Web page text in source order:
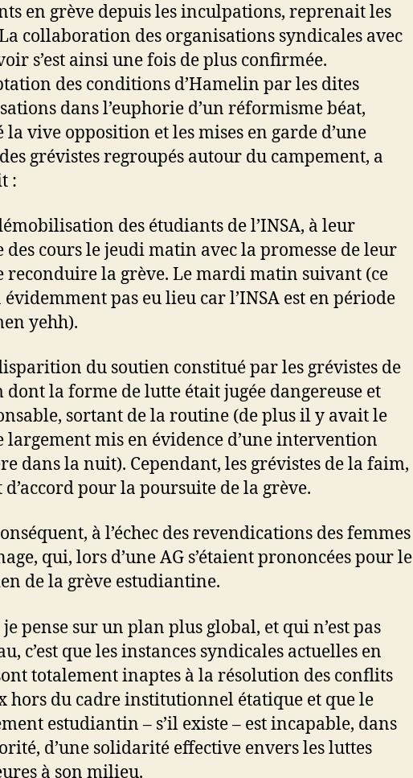
en grève depuis les inculpations, reprenait les
collaboration des organisations syndicales avec
s’est ainsi une fois de plus confirmée.
des conditions d’Hamelin par les dites
dans l’euphorie d’un réformisme béat,
la vive opposition et les mises en garde d’une
grévistes regroupés autour du campement, a
:
des étudiants de l’INSA, à leur
des cours le jeudi matin avec la promesse de leur
reconduire la grève. Le mardi matin suivant (ce
évidemment pas eu lieu car l’INSA est en période
yehh).
du soutien constitué par les grévistes de
la forme de lutte était jugée dangereuse et
sortant de la routine (de plus il y avait le
largement mis en évidence d’une intervention
dans la nuit). Cependant, les grévistes de la faim,
pour la poursuite de la grève.
à l’échec des revendications des femmes
qui, lors d’une AG s’étaient prononcées pour le
de la grève estudiantine.
je pense sur un plan plus global, et qui n’est pas
c’est que les instances syndicales actuelles en
totalement inaptes à la résolution des conflits
hors du cadre institutionnel étatique et que le
estudiantin – s’il existe – est incapable, dans
d’une solidarité effective envers les luttes
à son milieu.